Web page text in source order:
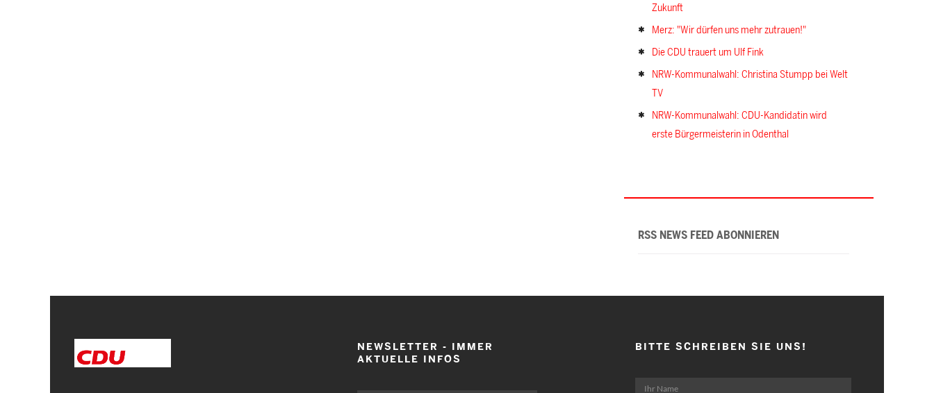
Zukunft
Merz: "Wir dürfen uns mehr zutrauen!"
Die CDU trauert um Ulf Fink
NRW-Kommunalwahl: Christina Stumpp bei Welt
TV
NRW-Kommunalwahl: CDU-Kandidatin wird
erste Bürgermeisterin in Odenthal
RSS NEWS FEED ABONNIEREN
NEWSLETTER - IMMER
AKTUELLE INFOS
BITTE SCHREIBEN SIE UNS!